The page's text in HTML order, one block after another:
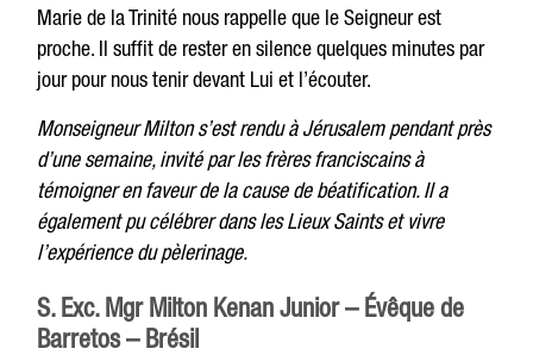
Marie de la Trinité nous rappelle que le Seigneur est
proche. Il suffit de rester en silence quelques minutes par
jour pour nous tenir devant Lui et l’écouter.
Monseigneur Milton s’est rendu à Jérusalem pendant près
d’une semaine, invité par les frères franciscains à
témoigner en faveur de la cause de béatification. Il a
également pu célébrer dans les Lieux Saints et vivre
l’expérience du pèlerinage.
S. Exc. Mgr Milton Kenan Junior – Évêque de
Barretos – Brésil